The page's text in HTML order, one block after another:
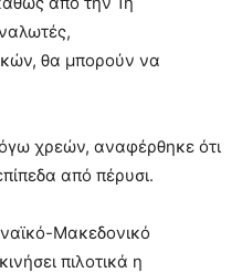
θα μπορούν να
χρεών, αναφέρθηκε ότι
από πέρυσι.
Μακεδονικό
πιλοτικά η